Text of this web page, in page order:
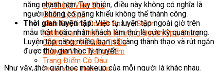
Kỹ Thuật Viên Spa
Quản Lý Spa
Khởi Sự Kinh Doanh Spa và Salon
Kinh Doanh Chuỗi và Nhượng Quyền Spa, Salon
Chăm Sóc Và Điều Trị Da
Chuyên Viên Trang Điểm
Trang Điểm Cô Dâu
năng nhanh hơn. Tuy nhiên, điều này không có nghĩa là
người không có năng khiếu không thể thành công.
Thời gian luyện tập:Việc tự luyện tập ngoài giờ trên
mẫu thật hoặc nhận khách làm thử là cực kỳ quan trọng.
Luyện tập càng nhiều, bạn sẽ càng thành thạo và rút ngắn
được thời gian học lý thuyết.
Như vậy, thời gian học makeup của mỗi người là khác nhau.